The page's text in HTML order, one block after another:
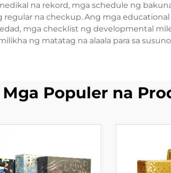
na rekord, mga schedule ng
regular na checkup. Ang mga
mga checklist ng developmental
ng matatag na alaala para sa
Mga Populer na